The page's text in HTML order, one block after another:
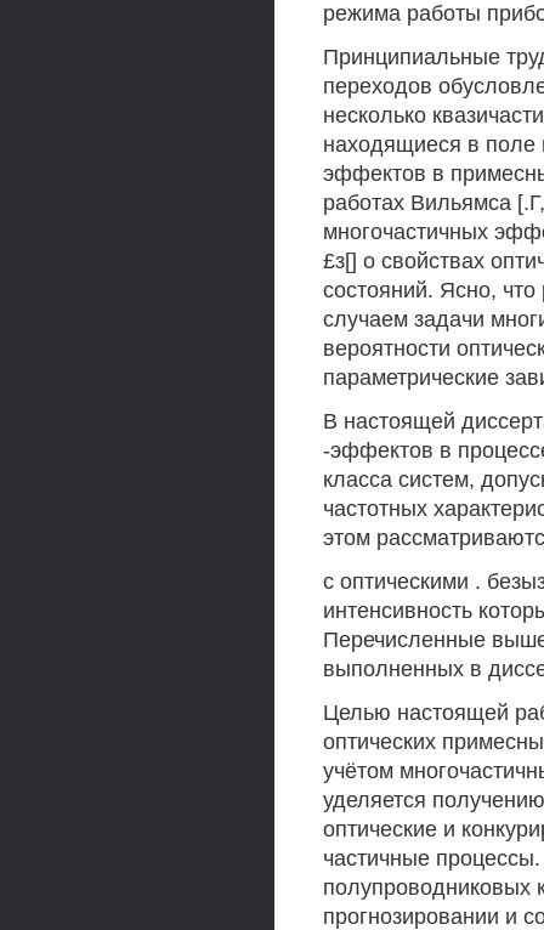
режима работы
Принципиальные
переходов
несколько
находящиеся в поле
эффектов в
работах Вильямса
многочастичных
£з[] о свойствах
состояний. Ясно,
случаем задачи
вероятности
параметрические
В настоящей
-эффектов в
класса систем,
частотных
этом
с оптическими .
интенсивность
Перечисленные
выполненных в
Целью настоящей
оптических
учётом
уделяется
оптические и
частичные
полупроводниковых
прогнозировании и